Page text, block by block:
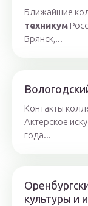
Ближайшие
техникум
Брянск,...
Контакты
Актерское
года...
культуры и